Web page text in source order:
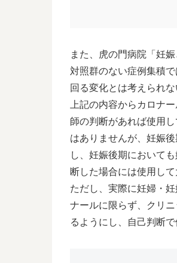
また、虎の門病院「妊
対照群のない症例集積
回る変化とは考えられ
上記の内容からカロナ
師の判断があれば使用
はありませんが、妊娠
し、妊娠後期において
断した場合には使用し
ただし、実際に妊婦・
ナールに限らず、クリ
るようにし、自己判断